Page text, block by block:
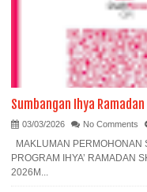
Sumbangan Ihya
03/03/2026 No Comments
MAKLUMAN PERMOHONAN
PROGRAM IHYA’ RAMADAN
2026M...